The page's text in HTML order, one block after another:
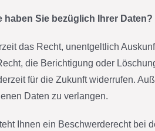
haben Sie bezüglich Ihrer Daten?
das Recht, unentgeltlich
die Berichtigung oder
für die Zukunft widerrufen.
Daten zu verlangen.
Ihnen ein Beschwerderecht bei